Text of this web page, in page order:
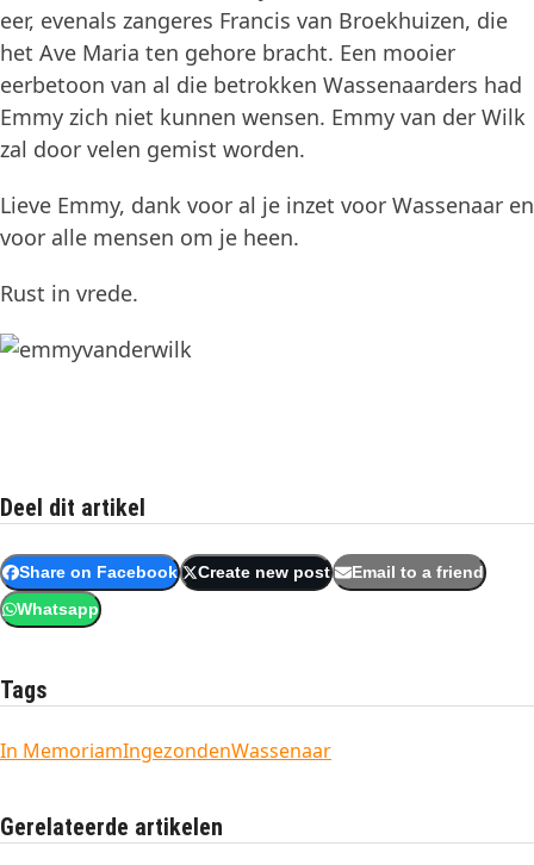
eer, evenals zangeres Francis van Broekhuizen, die
het Ave Maria ten gehore bracht. Een mooier
eerbetoon van al die betrokken Wassenaarders had
Emmy zich niet kunnen wensen. Emmy van der Wilk
zal door velen gemist worden.
Lieve Emmy, dank voor al je inzet voor Wassenaar en
voor alle mensen om je heen.
Rust in vrede.
Deel dit artikel
Share on Facebook Create new post Email to a friend
Whatsapp
Tags
In MemoriamIngezondenWassenaar
Gerelateerde artikelen